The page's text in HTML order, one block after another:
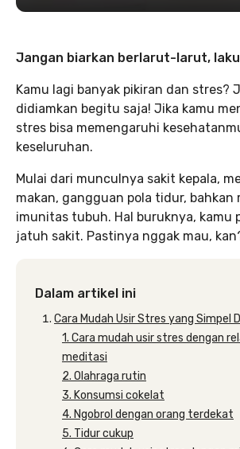
Jangan biarkan berlarut-larut,
Kamu lagi banyak pikiran dan stres?
didiamkan begitu saja! Jika kamu
stres bisa memengaruhi
keseluruhan.
Mulai dari munculnya sakit kepala,
makan, gangguan pola tidur, bahkan
imunitas tubuh. Hal buruknya, kamu
jatuh sakit. Pastinya nggak mau,
Dalam artikel ini
Cara Mudah Usir Stres yang Simpel
1. Cara mudah usir stres dengan
meditasi
2. Olahraga rutin
3. Konsumsi cokelat
4. Ngobrol dengan orang terdekat
5. Tidur cukup